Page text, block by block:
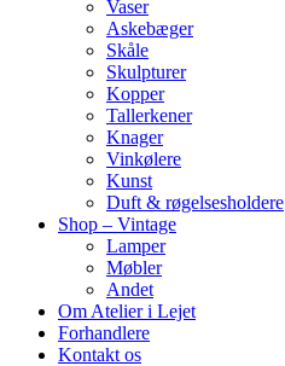
Vaser
Askebæger
Skåle
Skulpturer
Kopper
Tallerkener
Knager
Vinkølere
Kunst
Duft & røgelsesholdere
Shop – Vintage
Lamper
Møbler
Andet
Om Atelier i Lejet
Forhandlere
Kontakt os